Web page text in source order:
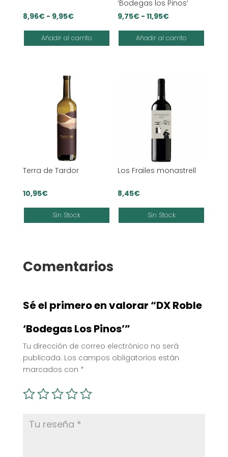
8,96€ - 9,95€Rango
de
precios:
Añadir al carrito
‘Bodegas los Pinos’
9,75€ - 11,95€Rango
de
precios:
Añadir al carrito
Terra de Tardor
10,95€
Sin Stock
Los Frailes monastrell
8,45€
Sin Stock
Comentarios
Sé el primero en valorar “DX Roble
‘Bodegas Los Pinos’”
Tu dirección de correo electrónico no será
publicada. Los campos obligatorios están
marcados con *